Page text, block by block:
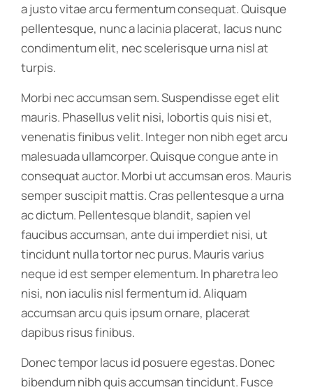
a justo vitae arcu fermentum consequat. Quisque
pellentesque, nunc a lacinia placerat, lacus nunc
condimentum elit, nec scelerisque urna nisl at
turpis.
Morbi nec accumsan sem. Suspendisse eget elit
mauris. Phasellus velit nisi, lobortis quis nisi et,
venenatis finibus velit. Integer non nibh eget arcu
malesuada ullamcorper. Quisque congue ante in
consequat auctor. Morbi ut accumsan eros. Mauris
semper suscipit mattis. Cras pellentesque a urna
ac dictum. Pellentesque blandit, sapien vel
faucibus accumsan, ante dui imperdiet nisi, ut
tincidunt nulla tortor nec purus. Mauris varius
neque id est semper elementum. In pharetra leo
nisi, non iaculis nisl fermentum id. Aliquam
accumsan arcu quis ipsum ornare, placerat
dapibus risus finibus.
Donec tempor lacus id posuere egestas. Donec
bibendum nibh quis accumsan tincidunt. Fusce